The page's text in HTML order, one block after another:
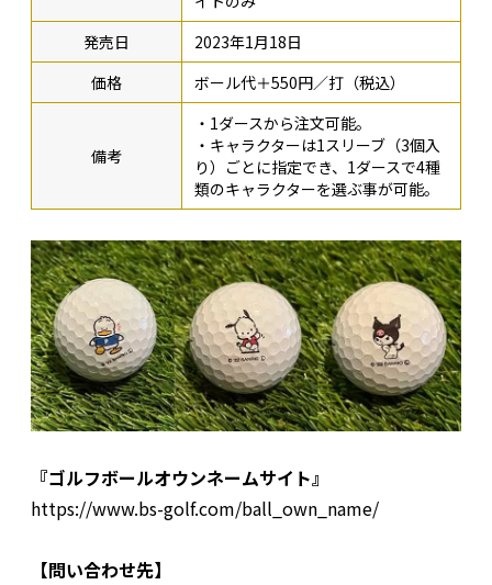
発売日
2023年1月18日
価格
ボール代＋550円／打（税込）
備考
・1ダースから注文可能。
・キャラクターは1スリーブ（3個入
り）ごとに指定でき、1ダースで4種
類のキャラクターを選ぶ事が可能。
『ゴルフボールオウンネームサイト』
https://www.bs-golf.com/ball_own_name/
【問い合わせ先】